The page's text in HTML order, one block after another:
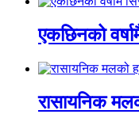
एकछिनको
रासायनिक